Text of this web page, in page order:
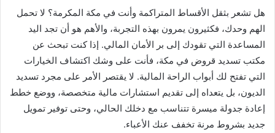
هل تشعر بثقل الأقساط المتراكمة وأنت في مكة المكرمة؟ لا تحمل
الهم وحدك، فكثيرون يمرون بهذه التجربة، والأهم هو أن تجد اليد
المساعدة التي تقودك إلى بر الأمان المالي. إذا كنت تبحث عن
مكتب تسديد قروض في مكة، فأنت على وشك اكتشاف الخيارات
التي تفتح لك أبواب الراحة المالية. لا يقتصر الأمر على مجرد تسديد
الديون، بل يتعداه إلى تقديم استشارات مالية متخصصة، ووضع خطط
إعادة جدولة ميسرة تتناسب مع دخلك الحالي، وحتى توفير تمويل
جديد بشروط مرنة تخفف عنك الأعباء.